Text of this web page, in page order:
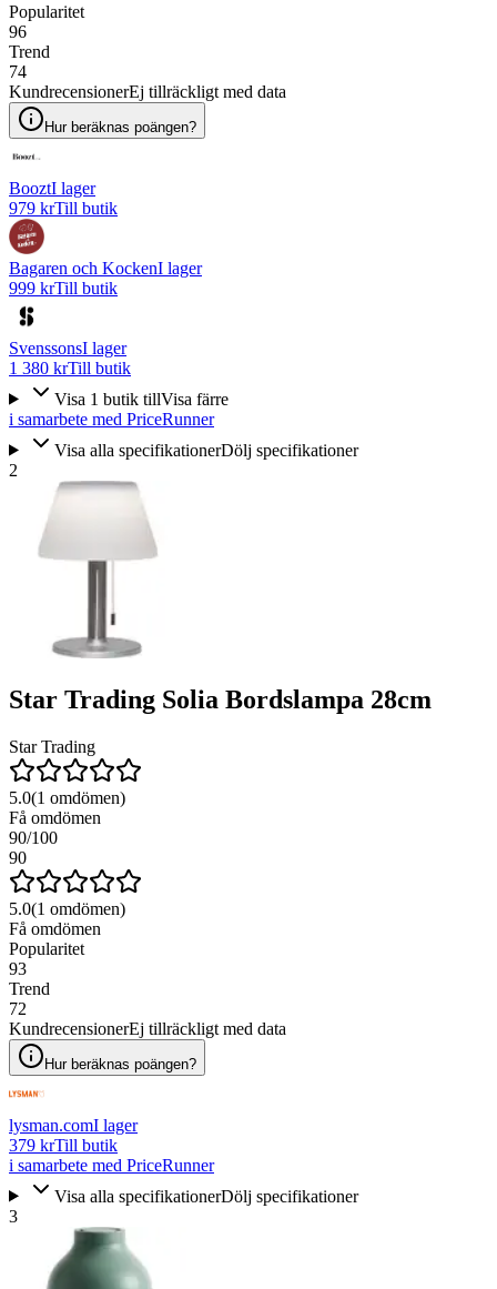
Popularitet
96
Trend
74
KundrecensionerEj tillräckligt med data
Hur beräknas poängen?
BooztI lager
979 krTill butik
Bagaren och KockenI lager
999 krTill butik
SvenssonsI lager
1 380 krTill butik
Visa 1 butik tillVisa färre
i samarbete med PriceRunner
Visa alla specifikationerDölj specifikationer
2
Star Trading Solia Bordslampa 28cm
Star Trading
5.0(1 omdömen)
Få omdömen
90/100
90
5.0(1 omdömen)
Få omdömen
Popularitet
93
Trend
72
KundrecensionerEj tillräckligt med data
Hur beräknas poängen?
lysman.comI lager
379 krTill butik
i samarbete med PriceRunner
Visa alla specifikationerDölj specifikationer
3